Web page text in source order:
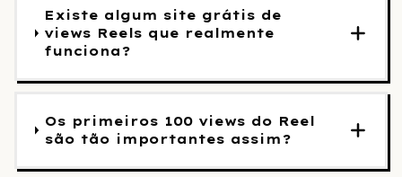
Existe algum site grátis de
views Reels que realmente
funciona?
Os primeiros 100 views do Reel
são tão importantes assim?